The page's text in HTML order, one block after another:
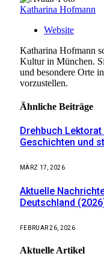
Katharina Hofmann
Website
Katharina Hofmann
Kultur in München.
und besondere Orte
vorzustellen.
Ähnliche Beiträge
Drehbuch
Geschichten und
MÄRZ 17, 2026
Aktuelle
Deutschland
FEBRUAR 26, 2026
Aktuelle Artikel